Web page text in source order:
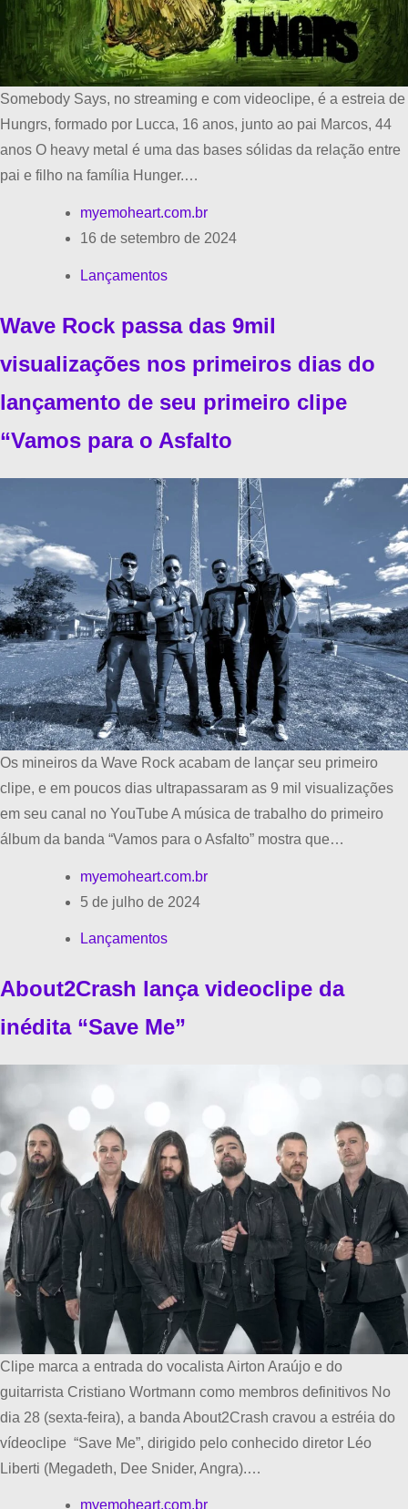
Somebody Says, no streaming e com videoclipe, é a estreia de
Hungrs, formado por Lucca, 16 anos, junto ao pai Marcos, 44
anos O heavy metal é uma das bases sólidas da relação entre
pai e filho na família Hunger.…
myemoheart.com.br
16 de setembro de 2024
Lançamentos
Wave Rock passa das 9mil
visualizações nos primeiros dias do
lançamento de seu primeiro clipe
“Vamos para o Asfalto
Os mineiros da Wave Rock acabam de lançar seu primeiro
clipe, e em poucos dias ultrapassaram as 9 mil visualizações
em seu canal no YouTube A música de trabalho do primeiro
álbum da banda “Vamos para o Asfalto” mostra que…
myemoheart.com.br
5 de julho de 2024
Lançamentos
About2Crash lança videoclipe da
inédita “Save Me”
Clipe marca a entrada do vocalista Airton Araújo e do
guitarrista Cristiano Wortmann como membros definitivos No
dia 28 (sexta-feira), a banda About2Crash cravou a estréia do
vídeoclipe “Save Me”, dirigido pelo conhecido diretor Léo
Liberti (Megadeth, Dee Snider, Angra).…
myemoheart.com.br